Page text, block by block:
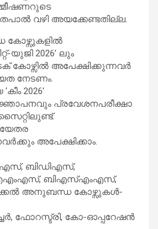
വഴി അയക്കേണ്ടതില്ല.
കോഴ്സുകളില്‍
യുജി 2026’ ലും
കോഴ്സില്‍ അപേക്ഷിക്കുന്നവര്‍
നേടണം.
2026’
പ്രവേശനപരീക്ഷാ
അപേക്ഷിക്കാം.
ബിഡിഎസ്,
ബിഎസ്എംഎസ്,
അനുബന്ധ കോഴ്സുകള്‍-
ഫോറസ്ട്രി, കോ-ഓപ്പറേഷന്‍